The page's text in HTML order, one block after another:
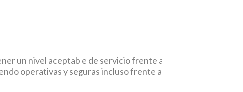
un nivel aceptable de servicio frente a
operativas y seguras incluso frente a